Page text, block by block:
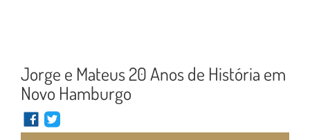
Jorge e Mateus 20 Anos de História em
Novo Hamburgo